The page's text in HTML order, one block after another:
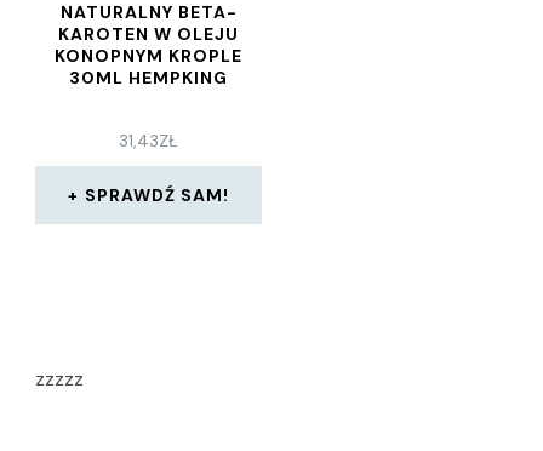
NATURALNY BETA-
KAROTEN W OLEJU
KONOPNYM KROPLE
30ML HEMPKING
31,43ZŁ
SPRAWDŹ SAM!
zzzzz